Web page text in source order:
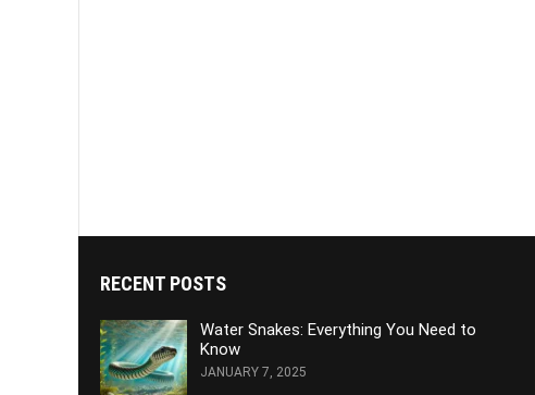
RECENT POSTS
Water Snakes: Everything You Need to
Know
JANUARY 7, 2025